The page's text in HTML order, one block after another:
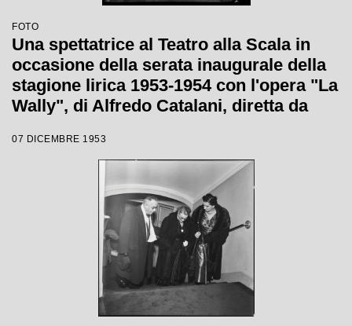
FOTO
Una spettatrice al Teatro alla Scala in
occasione della serata inaugurale della
stagione lirica 1953-1954 con l'opera "La
Wally", di Alfredo Catalani, diretta da
Tatiana Pavlova
07 DICEMBRE 1953